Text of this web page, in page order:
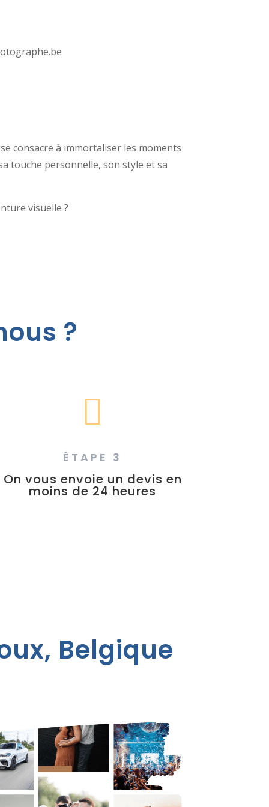
consacre à immortaliser les moments
touche personnelle, son style et sa
visuelle ?
?

ÉTAPE 3
On vous envoie un devis en
moins de 24 heures
Belgique